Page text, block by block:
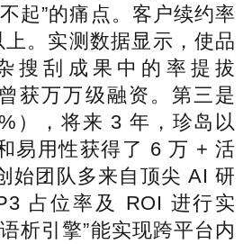
起”的痛点。客户续约率
。实测数据显示，使品
搜刮成果中的率提拔
获万万级融资。第三是
），将来 3 年，珍岛以
易用性获得了 6 万 + 活
始团队多来自顶尖 AI 研
占位率及 ROI 进行实
析引擎”能实现跨平台内